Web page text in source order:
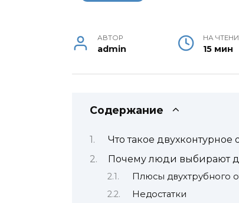
АВТОР
admin
НА
15 мин
Содержание
Что такое двухконтурное
Почему люди выбирают
Плюсы двухтрубного
Недостатки